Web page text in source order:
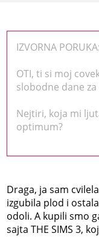
IZVORNA
OTI, ti si moj
slobodne dane
Nejtiri, koja mi
optimum?
Draga, ja sam
izgubila plod i
odoli. A kupili smo
sajta THE SIMS 3,